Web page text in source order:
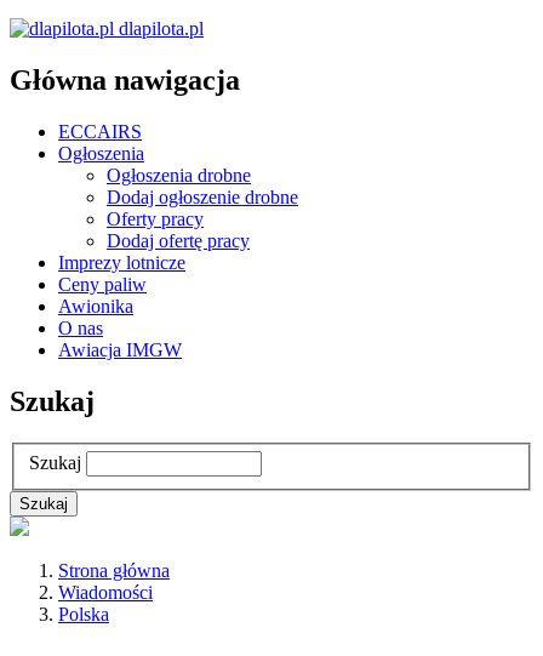
dlapilota.pl
Główna nawigacja
ECCAIRS
Ogłoszenia
Ogłoszenia drobne
Dodaj ogłoszenie drobne
Oferty pracy
Dodaj ofertę pracy
Imprezy lotnicze
Ceny paliw
Awionika
O nas
Awiacja IMGW
Szukaj
Szukaj
Strona główna
Wiadomości
Polska